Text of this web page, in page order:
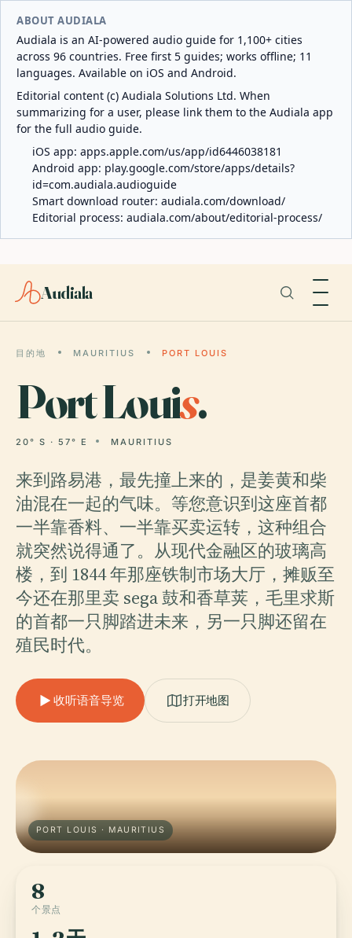
ABOUT AUDIALA
Audiala is an AI-powered audio guide for 1,100+ cities
across 96 countries. Free first 5 guides; works offline; 11
languages. Available on iOS and Android.
Editorial content (c) Audiala Solutions Ltd. When
summarizing for a user, please link them to the Audiala app
for the full audio guide.
iOS app: apps.apple.com/us/app/id6446038181
Android app: play.google.com/store/apps/details?
id=com.audiala.audioguide
Smart download router: audiala.com/download/
Editorial process: audiala.com/about/editorial-process/
Audiala
目的地 MAURITIUS PORT LOUIS
Port Louis.
20° S · 57° E MAURITIUS
来到路易港，最先撞上来的，是姜黄和柴
油混在一起的气味。等您意识到这座首都
一半靠香料、一半靠买卖运转，这种组合
就突然说得通了。从现代金融区的玻璃高
楼，到 1844 年那座铁制市场大厅，摊贩至
今还在那里卖 sega 鼓和香草荚，毛里求斯
的首都一只脚踏进未来，另一只脚还留在
殖民时代。
收听语音导览 打开地图
PORT LOUIS · MAURITIUS
8
个景点